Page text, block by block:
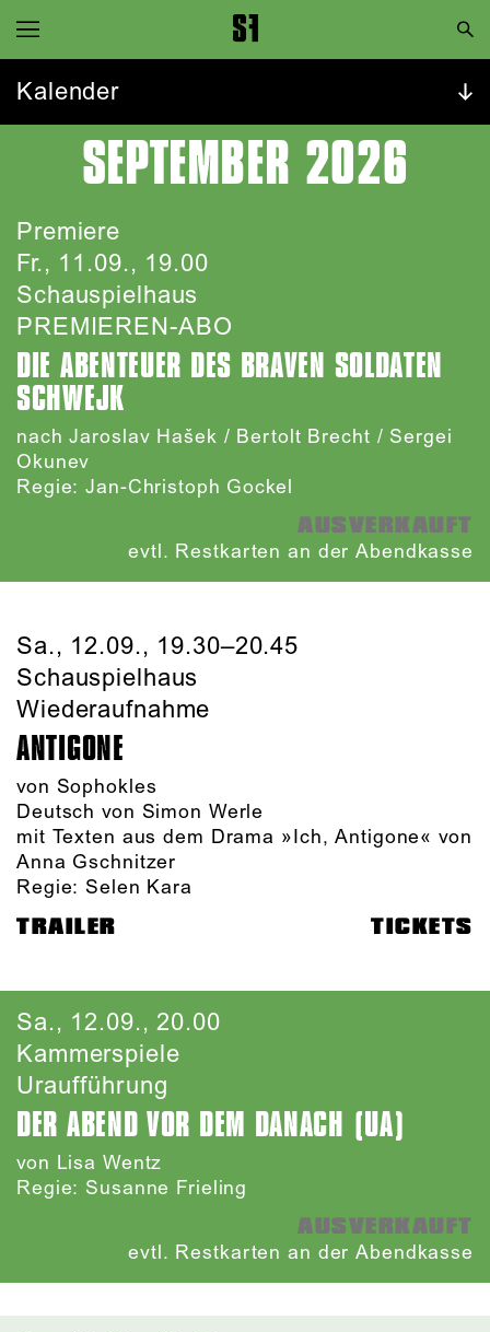
Zur Hauptnavigation springen
Zum Hauptinhalt springen
Zum Footer springen
Kalender
SEPTEMBER 2026
Premiere
Fr., 11.09., 19.00
Schauspielhaus
PREMIEREN-ABO
DIE ABENTEUER DES BRAVEN SOLDATEN
SCHWEJK
nach Jaroslav Hašek / Bertolt Brecht / Sergei
Okunev
Regie: Jan-Christoph Gockel
AUSVERKAUFT
evtl. Restkarten an der Abendkasse
Sa., 12.09., 19.30–20.45
Schauspielhaus
Wiederaufnahme
ANTIGONE
von Sophokles
Deutsch von Simon Werle
mit Texten aus dem Drama »Ich, Antigone« von
Anna Gschnitzer
Regie: Selen Kara
TRAILER
TICKETS
Sa., 12.09., 20.00
Kammerspiele
Uraufführung
DER ABEND VOR DEM DANACH (UA)
von Lisa Wentz
Regie: Susanne Frieling
AUSVERKAUFT
evtl. Restkarten an der Abendkasse